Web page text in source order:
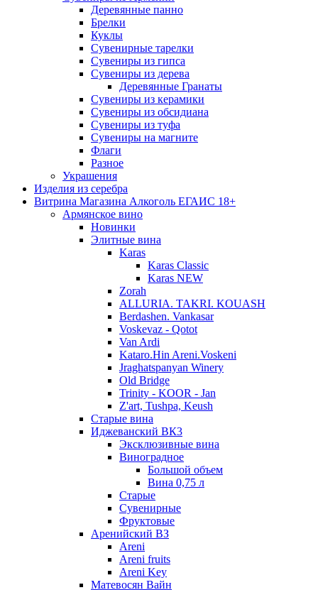
Деревянные панно
Брелки
Куклы
Сувенирные тарелки
Сувениры из гипса
Сувениры из дерева
Деревянные Гранаты
Сувениры из керамики
Сувениры из обсидиана
Сувениры из туфа
Сувениры на магните
Флаги
Разное
Украшения
Изделия из серебра
Витрина Магазина Алкоголь ЕГАИС 18+
Армянское вино
Новинки
Элитные вина
Karas
Karas Classic
Karas NEW
Zorah
ALLURIA. TAKRI. KOUASH
Berdashen. Vankasar
Voskevaz - Qotot
Van Ardi
Kataro.Hin Areni.Voskeni
Jraghatspanyan Winery
Old Bridge
Trinity - KOOR - Jan
Z'art, Tushpa, Keush
Старые вина
Иджеванский ВК3
Эксклюзивные вина
Виноградное
Большой объем
Вина 0,75 л
Старые
Сувенирные
Фруктовые
Аренийский ВЗ
Areni
Areni fruits
Areni Key
Матевосян Вайн